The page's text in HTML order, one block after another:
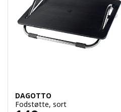
DAGOTTO
Fodstøtte, sort